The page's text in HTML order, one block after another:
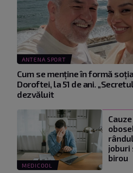
ANTENA SPORT
Cum se menţine în formă
Doroftei, la 51 de ani.
dezvăluit
MEDICOOL
joburi
birou